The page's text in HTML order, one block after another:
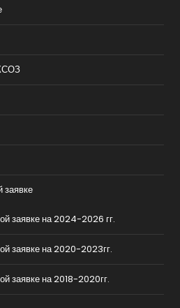
заявке
заявке на 2024-2026 гг.
заявке на 2020-2023гг.
заявке на 2018-2020гг.